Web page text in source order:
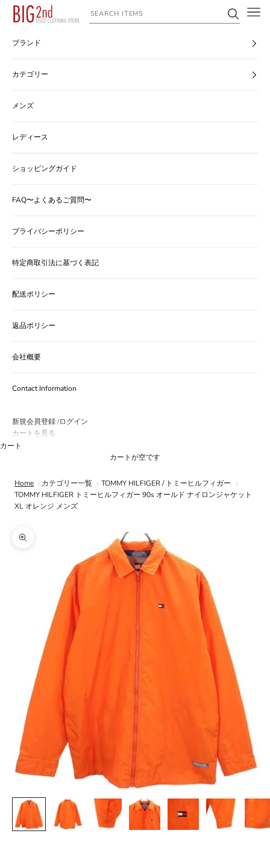
コンテンツへスキップ
ヴィンテージ古着のオンライン通販なら【公式】古着屋BIG2nd
ブランド
カテゴリー
メンズ
レディース
ショッピングガイド
FAQ〜よくあるご質問〜
プライバシーポリシー
特定商取引法に基づく表記
配送ポリシー
返品ポリシー
会社概要
Contact Information
新規会員登録 /ログイン
カートを見る
カート
カートが空です
Home カテゴリー一覧
TOMMY HILFIGER / トミーヒルフィガー
TOMMY HILFIGER トミーヒルフィガー 90s オールド ナイロンジャケット
XL オレンジ メンズ
ズームイン